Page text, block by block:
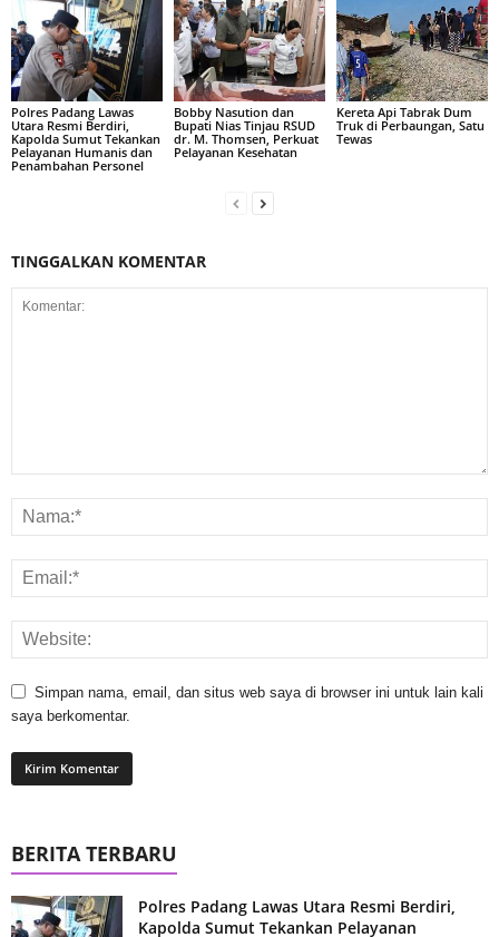
Polres Padang Lawas
Utara Resmi Berdiri,
Kapolda Sumut Tekankan
Pelayanan Humanis dan
Penambahan Personel
Bobby Nasution dan
Bupati Nias Tinjau RSUD
dr. M. Thomsen, Perkuat
Pelayanan Kesehatan
Kereta Api Tabrak Dum
Truk di Perbaungan, Satu
Tewas
TINGGALKAN KOMENTAR
Simpan nama, email, dan situs web saya di browser ini untuk lain kali
saya berkomentar.
BERITA TERBARU
Polres Padang Lawas Utara Resmi Berdiri,
Kapolda Sumut Tekankan Pelayanan